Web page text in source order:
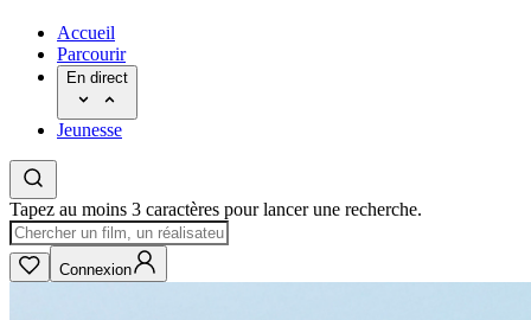
Accueil
Parcourir
En direct
Jeunesse
Tapez au moins 3 caractères pour lancer une recherche.
Connexion